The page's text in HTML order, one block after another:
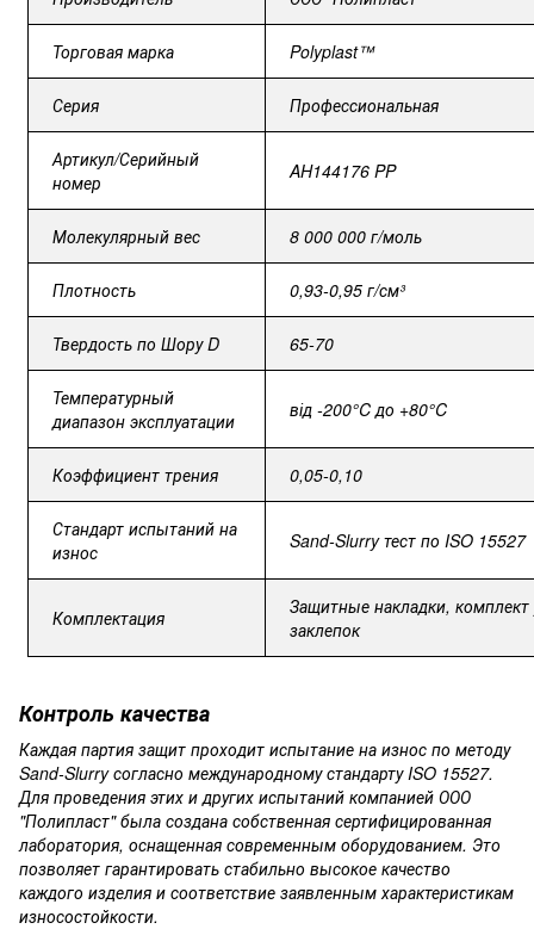
Торговаямарка Polyplast™
Серия Профессиональная
Артикул/Серийный
номер
AH144176 PP
Молекулярный вес 8 000 000 г/моль
Плотность 0,93-0,95 г/см³
ТвердостьпоШоруD 65-70
Температурный
диапазон эксплуатации
від -200°C до +80°C
Коэффициенттрения 0,05-0,10
Стандартиспытанийна
износ
Sand-Slurryтестпо ISO 15527
Комплектация Защитныенакладки,комплект
заклепок
Контроль качества
Каждая партия защит проходит испытание на износ по методу
Sand-Slurry согласно международному стандарту ISO 15527.
Для проведения этих и других испытаний компанией ООО
"Полипласт" была создана собственная сертифицированная
лаборатория, оснащенная современным оборудованием. Это
позволяет гарантировать стабильно высокое качество
каждого изделия и соответствие заявленным характеристикам
износостойкости.